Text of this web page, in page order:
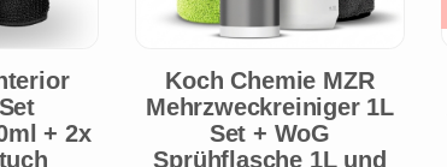
+ 2x
Koch Chemie MZR
Mehrzweckreiniger 1L
Set + WoG
Sprühflasche 1L und